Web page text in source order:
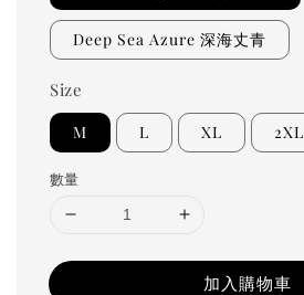
Deep Sea Azure 深海丈青
Size
M L XL 2XL
數量
加入購物車